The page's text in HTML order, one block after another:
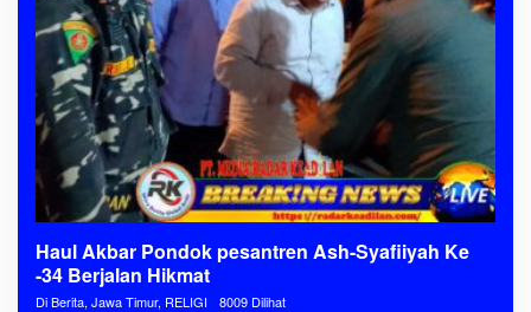
Haul Akbar Pondok pesantren Ash-Syafiiyah Ke
-34 Berjalan Hikmat
Di Berita, Jawa Timur, RELIGI 8009 Dilihat